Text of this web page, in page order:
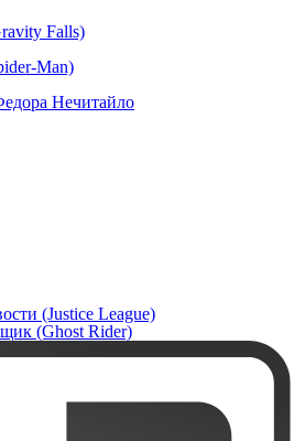
Falls)
Man)
Нечитайло
(Justice League)
(Ghost Rider)